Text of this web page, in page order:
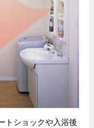
トショックや入浴後